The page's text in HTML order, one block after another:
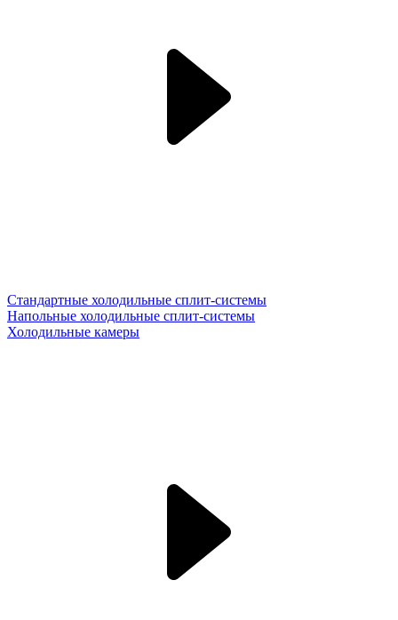
Стандартные холодильные сплит-системы
Напольные холодильные сплит-системы
Холодильные камеры